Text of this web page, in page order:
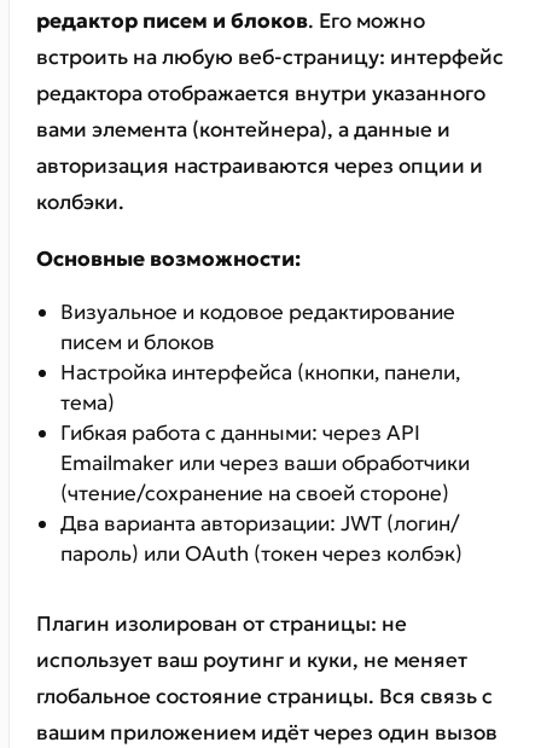
редактор писем и блоков. Его можно
встроить на любую веб-страницу: интерфейс
редактора отображается внутри указанного
вами элемента (контейнера), а данные и
авторизация настраиваются через опции и
колбэки.
Основные возможности:
Визуальное и кодовое редактирование
писем и блоков
Настройка интерфейса (кнопки, панели,
тема)
Гибкая работа с данными: через API
Emailmaker или через ваши обработчики
(чтение/сохранение на своей стороне)
Два варианта авторизации: JWT (логин/
пароль) или OAuth (токен через колбэк)
Плагин изолирован от страницы: не
использует ваш роутинг и куки, не меняет
глобальное состояние страницы. Вся связь с
вашим приложением идёт через один вызов